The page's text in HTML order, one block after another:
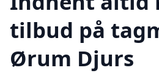
tilbud på
Ørum Djurs